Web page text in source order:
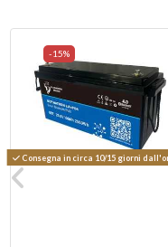
-15%
Consegna in circa 10/15 giorni